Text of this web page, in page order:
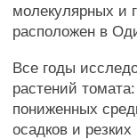
молекулярных и
расположен в
Все годы
растений
пониженных
осадков и